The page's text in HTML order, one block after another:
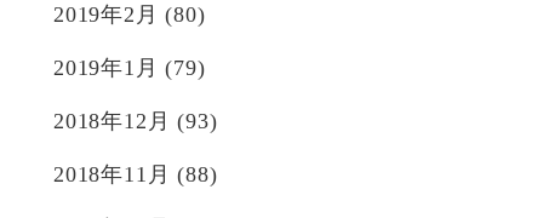
2019年2月 (80)
2019年1月 (79)
2018年12月 (93)
2018年11月 (88)